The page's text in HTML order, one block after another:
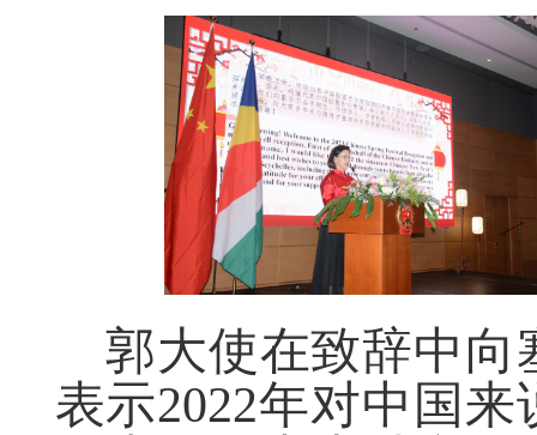
郭大使在致辞中向
表示2022年对中国来